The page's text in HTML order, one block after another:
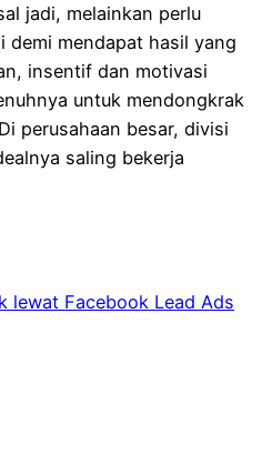
jadi, melainkan perlu
demi mendapat hasil yang
insentif dan motivasi
untuk mendongkrak
perusahaan besar, divisi
saling bekerja